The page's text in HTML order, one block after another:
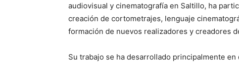
audiovisual y cinematografía en Saltillo, ha
creación de cortometrajes, lenguaje
formación de nuevos realizadores y creadores
Su trabajo se ha desarrollado principalmente